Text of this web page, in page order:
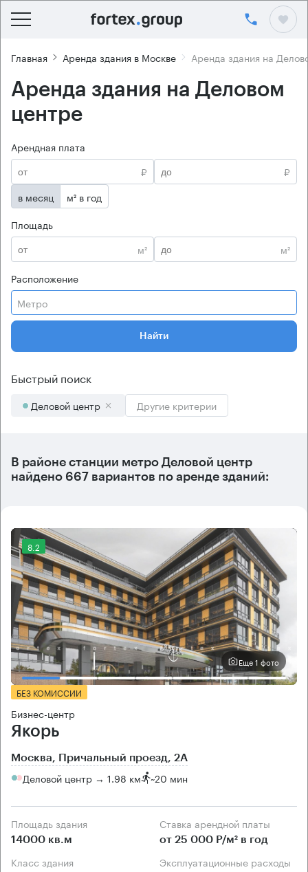
Главная Аренда здания в Москве Аренда здания на
Аренда здания на Деловом
центре
Арендная плата
₽
₽
в месяц
м² в год
Площадь
м²
м²
Расположение
Метро
Найти
Быстрый поиск
Деловой центр Другие критерии
В районе станции метро Деловой центр
найдено 667 вариантов по аренде зданий:
8.2
Еще 1 фото
БЕЗ КОМИССИИ
Бизнес-центр
Якорь
Москва, Причальный проезд, 2А
Деловой центр → 1.98 км ~20 мин
Площадь здания
14000 кв.м
Ставка арендной платы
от 25 000 Р/м² в год
Класс здания Эксплуатационные расходы